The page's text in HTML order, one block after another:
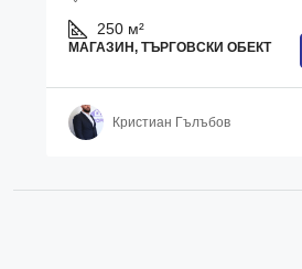
250 м²
МАГАЗИН, ТЪРГОВСКИ ОБЕКТ
Кристиан Гълъбов